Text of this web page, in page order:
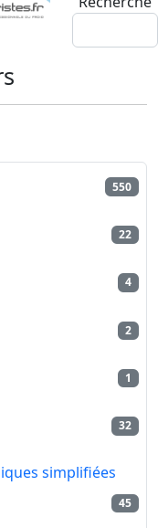
550
22
4
2
1
32
simplifiées
45